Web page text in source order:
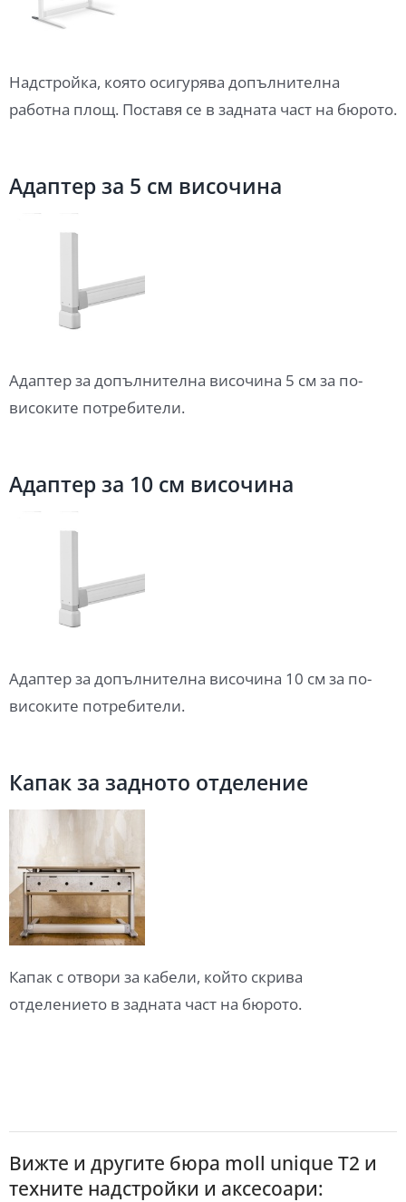
Надстройка, която осигурява допълнителна
работна площ. Поставя се в задната част на бюрото.
Адаптер за 5 см височина
Адаптер за допълнителна височина 5 см за по-
високите потребители.
Адаптер за 10 см височина
Адаптер за допълнителна височина 10 см за по-
високите потребители.
Капак за задното отделение
Капак с отвори за кабели, който скрива
отделението в задната част на бюрото.
Вижте и другите бюра moll unique Т2 и
техните надстройки и аксесоари: